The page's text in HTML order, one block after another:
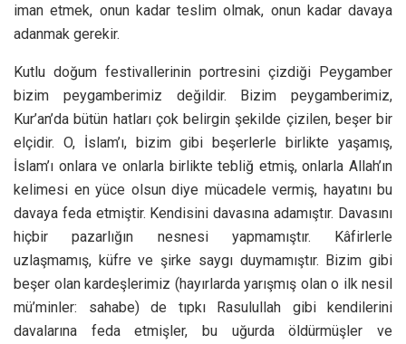
iman etmek, onun kadar teslim olmak, onun kadar davaya
adanmak gerekir.
Kutlu doğum festivallerinin portresini çizdiği Peygamber
bizim peygamberimiz değildir. Bizim peygamberimiz,
Kur’an’da bütün hatları çok belirgin şekilde çizilen, beşer bir
elçidir. O, İslam’ı, bizim gibi beşerlerle birlikte yaşamış,
İslam’ı onlara ve onlarla birlikte tebliğ etmiş, onlarla Allah’ın
kelimesi en yüce olsun diye mücadele vermiş, hayatını bu
davaya feda etmiştir. Kendisini davasına adamıştır. Davasını
hiçbir pazarlığın nesnesi yapmamıştır. Kâfirlerle
uzlaşmamış, küfre ve şirke saygı duymamıştır. Bizim gibi
beşer olan kardeşlerimiz (hayırlarda yarışmış olan o ilk nesil
mü’minler: sahabe) de tıpkı Rasulullah gibi kendilerini
davalarına feda etmişler, bu uğurda öldürmüşler ve